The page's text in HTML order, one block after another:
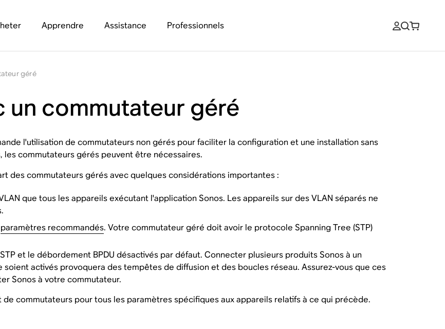
Apprendre Assistance Professionnels
géré
un commutateur géré
l'utilisation de commutateurs non gérés pour faciliter la configuration et une installation sans
les commutateurs gérés peuvent être nécessaires.
des commutateurs gérés avec quelques considérations importantes :
que tous les appareils exécutant l'application Sonos. Les appareils sur des VLAN séparés ne
paramètres recommandés. Votre commutateur géré doit avoir le protocole Spanning Tree (STP)
et le débordement BPDU désactivés par défaut. Connecter plusieurs produits Sonos à un
activés provoquera des tempêtes de diffusion et des boucles réseau. Assurez-vous que ces
Sonos à votre commutateur.
commutateurs pour tous les paramètres spécifiques aux appareils relatifs à ce qui précède.